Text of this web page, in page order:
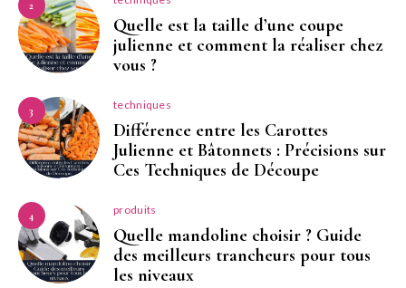
2
Quelle est la taille d’une coupe
julienne et comment la réaliser chez
vous ?
3 techniques
Différence entre les Carottes
Julienne et Bâtonnets : Précisions sur
Ces Techniques de Découpe
4 produits
Quelle mandoline choisir ? Guide
des meilleurs trancheurs pour tous
les niveaux